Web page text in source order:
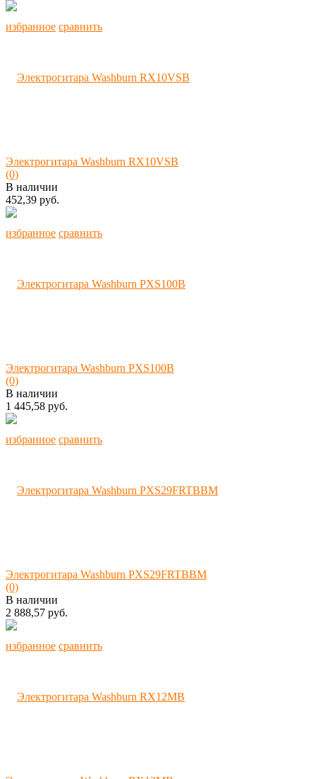
избранное сравнить
избранное сравнить
Электрогитара Washburn RX10VSB
(0)
В наличии
452,39 руб.
избранное сравнить
Электрогитара Washburn PXS100B
(0)
В наличии
1 445,58 руб.
избранное сравнить
Электрогитара Washburn PXS29FRTBBM
(0)
В наличии
2 888,57 руб.